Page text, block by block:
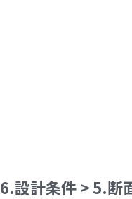
6.設計条件 > 5.断